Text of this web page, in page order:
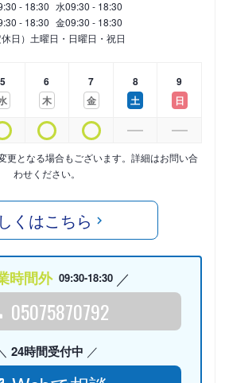
- 18:30 水09:30 - 18:30
- 18:30 金09:30 - 18:30
休日）土曜日・日曜日・祝日
5
6
木
7
金
8
土
9
日
更となる場合もございます。詳細はお問い合
わせください。
くはこちら
時間外 09:30-18:30
05075870792
24時間受付中